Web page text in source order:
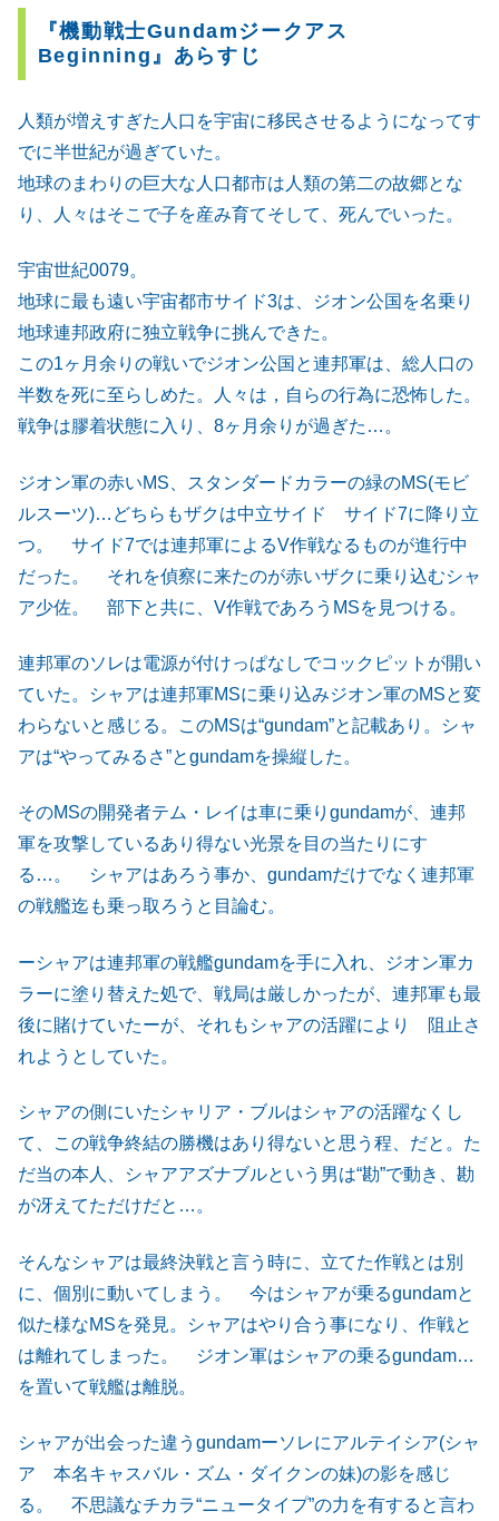
『機動戦士Gundamジークアス
Beginning』あらすじ
人類が増えすぎた人口を宇宙に移民させるようになってす
でに半世紀が過ぎていた。
地球のまわりの巨大な人口都市は人類の第二の故郷とな
り、人々はそこで子を産み育てそして、死んでいった。
宇宙世紀0079。
地球に最も遠い宇宙都市サイド3は、ジオン公国を名乗り
地球連邦政府に独立戦争に挑んできた。
この1ヶ月余りの戦いでジオン公国と連邦軍は、総人口の
半数を死に至らしめた。人々は，自らの行為に恐怖した。
戦争は膠着状態に入り、8ヶ月余りが過ぎた…。
ジオン軍の赤いMS、スタンダードカラーの緑のMS(モビ
ルスーツ)…どちらもザクは中立サイド サイド7に降り立
つ。 サイド7では連邦軍によるV作戦なるものが進行中
だった。 それを偵察に来たのが赤いザクに乗り込むシャ
ア少佐。 部下と共に、V作戦であろうMSを見つける。
連邦軍のソレは電源が付けっぱなしでコックピットが開い
ていた。シャアは連邦軍MSに乗り込みジオン軍のMSと変
わらないと感じる。このMSは“gundam”と記載あり。シャ
アは“やってみるさ”とgundamを操縦した。
そのMSの開発者テム・レイは車に乗りgundamが、連邦
軍を攻撃しているあり得ない光景を目の当たりにす
る…。 シャアはあろう事か、gundamだけでなく連邦軍
の戦艦迄も乗っ取ろうと目論む。
ーシャアは連邦軍の戦艦gundamを手に入れ、ジオン軍カ
ラーに塗り替えた処で、戦局は厳しかったが、連邦軍も最
後に賭けていたーが、それもシャアの活躍により 阻止さ
れようとしていた。
シャアの側にいたシャリア・ブルはシャアの活躍なくし
て、この戦争終結の勝機はあり得ないと思う程、だと。た
だ当の本人、シャアアズナブルという男は“勘”で動き、勘
が冴えてただけだと…。
そんなシャアは最終決戦と言う時に、立てた作戦とは別
に、個別に動いてしまう。 今はシャアが乗るgundamと
似た様なMSを発見。シャアはやり合う事になり、作戦と
は離れてしまった。 ジオン軍はシャアの乗るgundam…
を置いて戦艦は離脱。
シャアが出会った違うgundamーソレにアルテイシア(シャ
ア 本名キャスバル・ズム・ダイクンの妹)の影を感じ
る。 不思議なチカラ“ニュータイプ”の力を有すると言わ